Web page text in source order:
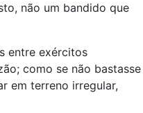
não um bandido que
entre exércitos
como se não bastasse
em terreno irregular,